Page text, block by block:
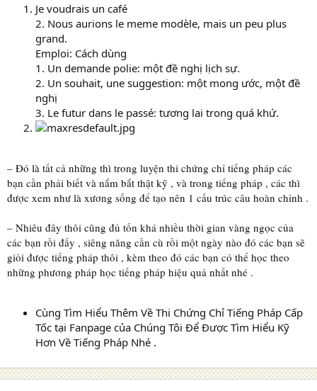
Je voudrais un café
2. Nous aurions le meme modèle, mais un peu plus
grand.
Emploi: Cách dùng
1. Un demande polie: một đề nghị lịch sự.
2. Un souhait, une suggestion: một mong ước, một đề
nghị
3. Le futur dans le passé: tương lai trong quá khứ.
– Đó là tất cả những thì trong luyện thi chứng chỉ tiếng pháp các
bạn cần phải biết và nắm bắt thật kỹ , và trong tiếng pháp , các thì
được xem như là xương sống để tạo nên 1 cấu trúc câu hoàn chỉnh .
– Nhiêu đây thôi cũng đủ tốn khá nhiều thời gian vàng ngọc của
các bạn rồi đấy , siêng năng cần cù rồi một ngày nào đó các bạn sẽ
giỏi được tiếng pháp thôi , kèm theo đó các bạn có thể học theo
những phương pháp học tiếng pháp hiệu quả nhất nhé .
Cùng Tìm Hiểu Thêm Về Thi Chứng Chỉ Tiếng Pháp Cấp
Tốc tại Fanpage của Chúng Tôi Để Được Tìm Hiểu Kỹ
Hơn Về Tiếng Pháp Nhé .